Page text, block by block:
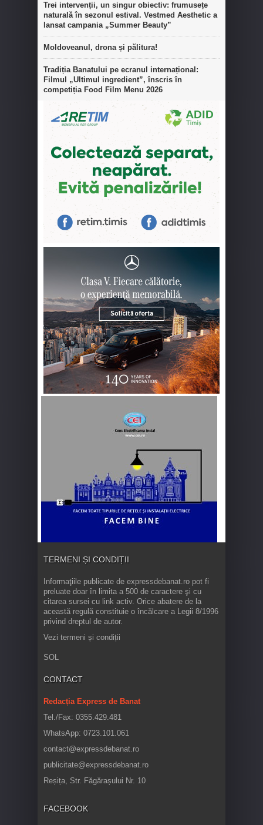
Trei intervenții, un singur obiectiv: frumusețe
naturală în sezonul estival. Vestmed Aesthetic a
lansat campania „Summer Beauty”
Moldoveanul, drona și pălitura!
Tradiția Banatului pe ecranul internațional:
Filmul „Ultimul ingredient”, înscris în
competiția Food Film Menu 2026
TERMENI ȘI CONDIȚII
Informaţiile publicate de expressdebanat.ro pot fi
preluate doar în limita a 500 de caractere şi cu
citarea sursei cu link activ. Orice abatere de la
această regulă constituie o încălcare a Legii 8/1996
privind dreptul de autor.
Vezi termeni și condiții
SOL
CONTACT
Redacția Express de Banat
Tel./Fax: 0355.429.481
WhatsApp: 0723.101.061
contact@expressdebanat.ro
publicitate@expressdebanat.ro
Reșița, Str. Făgărașului Nr. 10
FACEBOOK